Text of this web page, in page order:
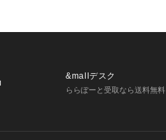
&mallデスク
ららぽーと受取なら送料無料